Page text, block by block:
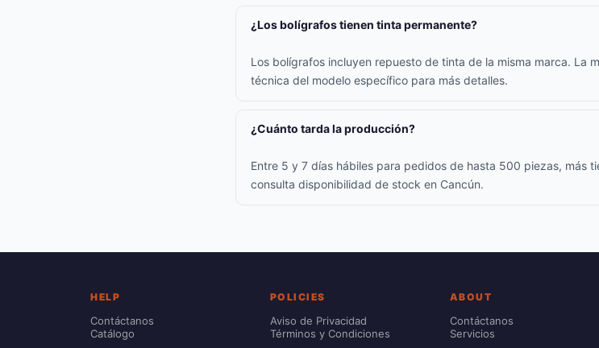
¿Los bolígrafos tienen tinta permanente?
Los bolígrafos incluyen repuesto de tinta de la misma marca. La
técnica del modelo específico para más detalles.
¿Cuánto tarda la producción?
Entre 5 y 7 días hábiles para pedidos de hasta 500 piezas, más
consulta disponibilidad de stock en Cancún.
HELP
Contáctanos
Catálogo
POLICIES
Aviso de Privacidad
Términos y Condiciones
ABOUT
Contáctanos
Servicios